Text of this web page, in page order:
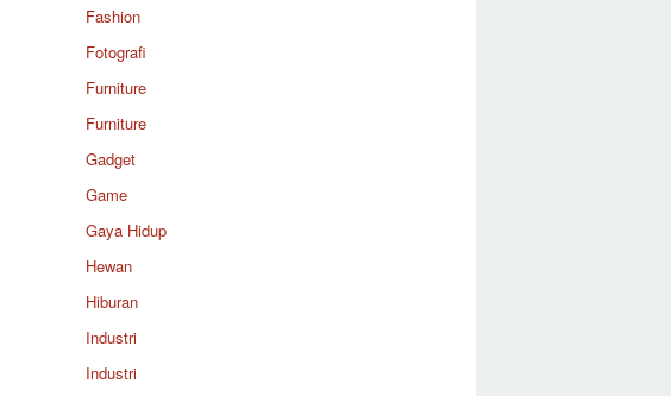
Fashion
Fotografi
Furniture
Furniture
Gadget
Game
Gaya Hidup
Hewan
Hiburan
Industri
Industri